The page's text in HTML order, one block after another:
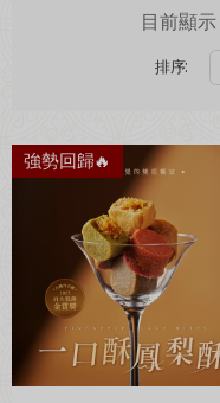
目前顯示
排序:
強勢回歸🔥